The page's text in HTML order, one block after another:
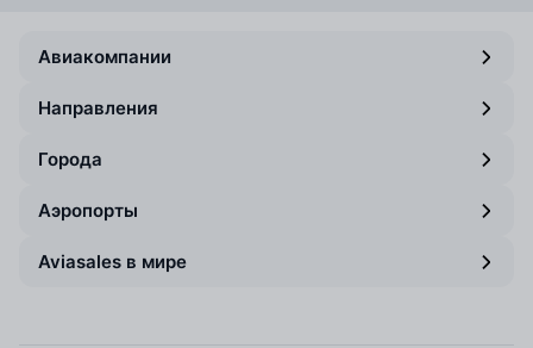
Авиакомпании
Направления
Города
Аэропорты
Aviasales в мире